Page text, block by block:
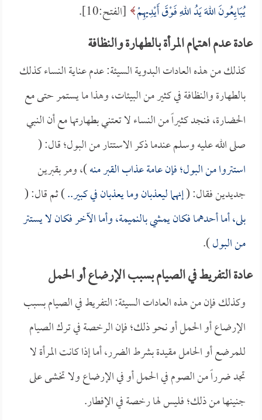
يُبَايِعُونَ اللهَ يَدُ اللهِ فَوْقَ أَيْدِيهِمْ [الفتح:10].
عادة عدم اهتمام المرأة بالطهارة والنظافة
كذلك من هذه العادات البدوية السيئة: عدم عناية النساء كذلك
بالطهارة والنظافة في كثير من البيئات، وهذا ما يستمر حتى مع
الحضارة، فنجد كثيراً من النساء لا تعتني بطهارتها مع أن النبي
صلى الله عليه وسلم عندما ذكر الاستتار من البول؛ قال: (
استتروا من البول؛ فإن عامة عذاب القبر منه)، ومر بقبرين
جديدين فقال: (إنهما ليعذبان وما يعذبان في كبير..) ثم قال: (
بلى، أما أحدهما فكان يمشي بالنميمة، وأما الآخر فكان لا يستتر
من البول).
عادة التفريط في الصيام بسبب الإرضاع أو الحمل
وكذلك فإن من هذه العادات السيئة: التفريط في الصيام بسبب
الإرضاع أو الحمل أو نحو ذلك؛ فإن الرخصة في ترك الصيام
للمرضع أو الحامل مقيدة بشرط الضرر، أما إذا كانت المرأة لا
تجد ضرراً من الصوم في الحمل أو في الإرضاع ولا تخشى على
جنينها من ذلك؛ فليس لها رخصة في الإفطار.